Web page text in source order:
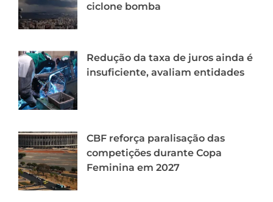
ciclone bomba
Redução da taxa de juros ainda é
insuficiente, avaliam entidades
CBF reforça paralisação das
competições durante Copa
Feminina em 2027